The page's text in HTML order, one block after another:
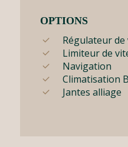
OPTIONS
Régulateur de
Limiteur de
Navigation
Climatisation
Jantes alliage